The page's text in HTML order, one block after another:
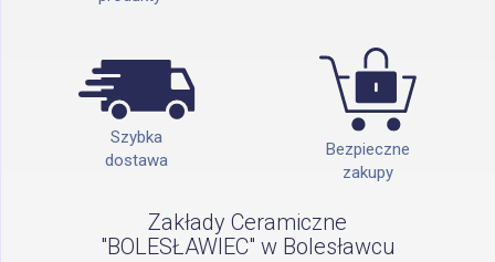
Szybka
dostawa
Bezpieczne
zakupy
Zakłady Ceramiczne
"BOLESŁAWIEC" w Bolesławcu